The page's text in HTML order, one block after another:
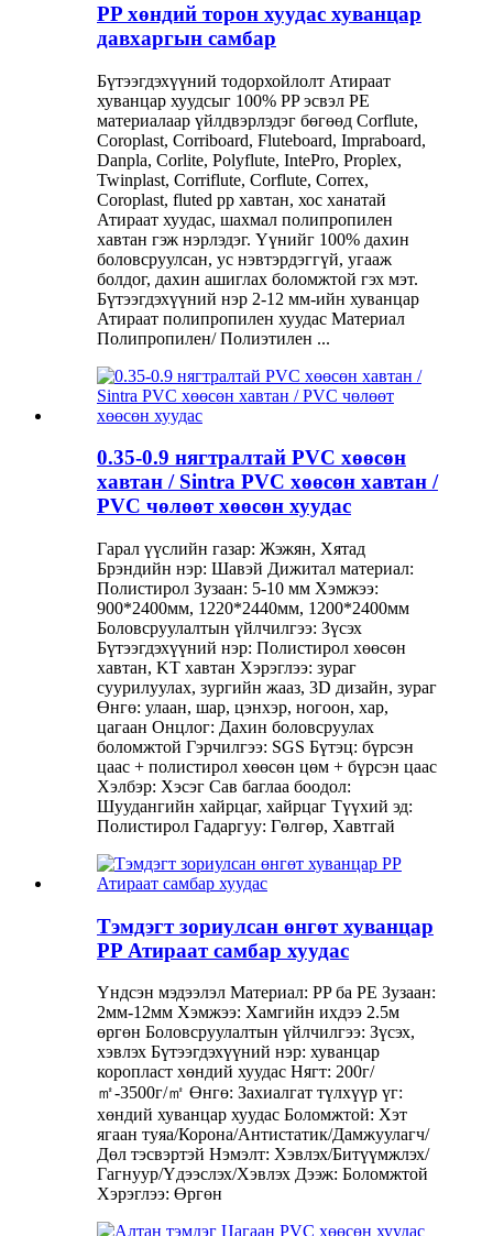
PP хөндий торон хуудас хуванцар
давхаргын самбар
Бүтээгдэхүүний тодорхойлолт Атираат
хуванцар хуудсыг 100% PP эсвэл PE
материалаар үйлдвэрлэдэг бөгөөд Corflute,
Coroplast, Corriboard, Fluteboard, Impraboard,
Danpla, Corlite, Polyflute, IntePro, Proplex,
Twinplast, Corriflute, Corflute, Correx,
Coroplast, fluted pp хавтан, хос ханатай
Атираат хуудас, шахмал полипропилен
хавтан гэж нэрлэдэг. Үүнийг 100% дахин
боловсруулсан, ус нэвтэрдэггүй, угааж
болдог, дахин ашиглах боломжтой гэх мэт.
Бүтээгдэхүүний нэр 2-12 мм-ийн хуванцар
Атираат полипропилен хуудас Материал
Полипропилен/ Полиэтилен ...
0.35-0.9 нягтралтай PVC хөөсөн
хавтан / Sintra PVC хөөсөн хавтан /
PVC чөлөөт хөөсөн хуудас
Гарал үүслийн газар: Жэжян, Хятад
Брэндийн нэр: Шавэй Дижитал материал:
Полистирол Зузаан: 5-10 мм Хэмжээ:
900*2400мм, 1220*2440мм, 1200*2400мм
Боловсруулалтын үйлчилгээ: Зүсэх
Бүтээгдэхүүний нэр: Полистирол хөөсөн
хавтан, KT хавтан Хэрэглээ: зураг
суурилуулах, зургийн жааз, 3D дизайн, зураг
Өнгө: улаан, шар, цэнхэр, ногоон, хар,
цагаан Онцлог: Дахин боловсруулах
боломжтой Гэрчилгээ: SGS Бүтэц: бүрсэн
цаас + полистирол хөөсөн цөм + бүрсэн цаас
Хэлбэр: Хэсэг Сав баглаа боодол:
Шуудангийн хайрцаг, хайрцаг Түүхий эд:
Полистирол Гадаргуу: Гөлгөр, Хавтгай
Тэмдэгт зориулсан өнгөт хуванцар
PP Атираат самбар хуудас
Үндсэн мэдээлэл Материал: PP ба PE Зузаан:
2мм-12мм Хэмжээ: Хамгийн ихдээ 2.5м
өргөн Боловсруулалтын үйлчилгээ: Зүсэх,
хэвлэх Бүтээгдэхүүний нэр: хуванцар
коропласт хөндий хуудас Нягт: 200г/
㎡-3500г/㎡ Өнгө: Захиалгат түлхүүр үг:
хөндий хуванцар хуудас Боломжтой: Хэт
ягаан туяа/Корона/Антистатик/Дамжуулагч/
Дөл тэсвэртэй Нэмэлт: Хэвлэх/Битүүмжлэх/
Гагнуур/Үдээслэх/Хэвлэх Дээж: Боломжтой
Хэрэглээ: Өргөн